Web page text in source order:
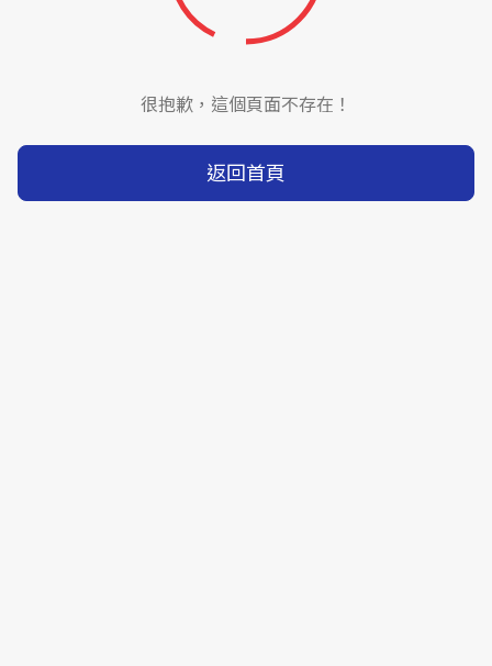
很抱歉，這個頁面不存在！
返回首頁